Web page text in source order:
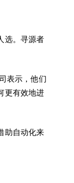
选。寻源者
表示，他们
更有效地进
助自动化来